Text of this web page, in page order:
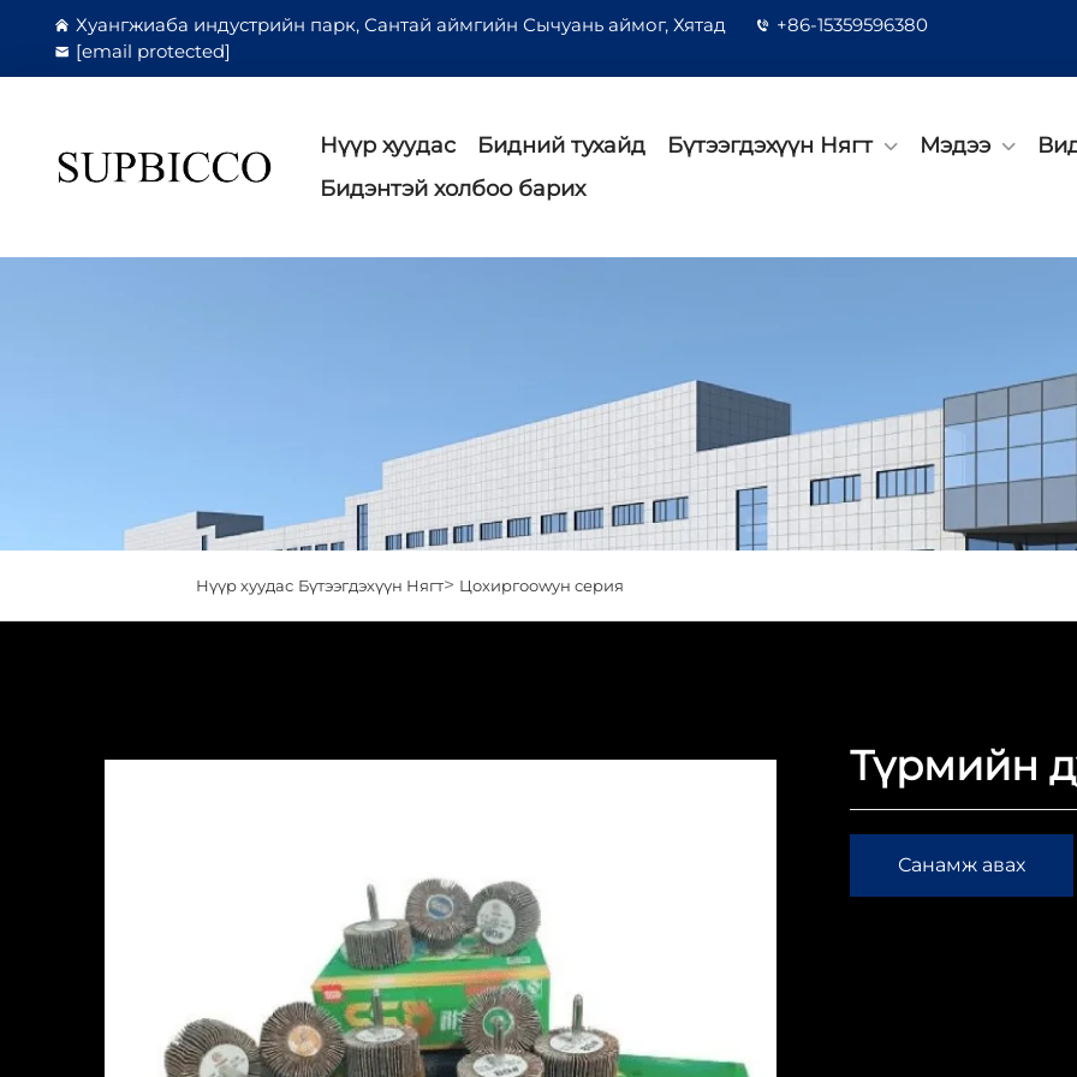
Хуангжиаба индустрийн парк, Сантай аймгийн Сычуань аймог, Хятад
+86-15359596380
[email protected]
Нүүр хуудас Бидний тухайд Бүтээгдэхүүн Нягт Мэдээ
Бидэнтэй холбоо барих
Нүүр хуудас Бүтээгдэхүүн Нягт> Цохиргоowyн серия
Түрмийн
Санамж авах